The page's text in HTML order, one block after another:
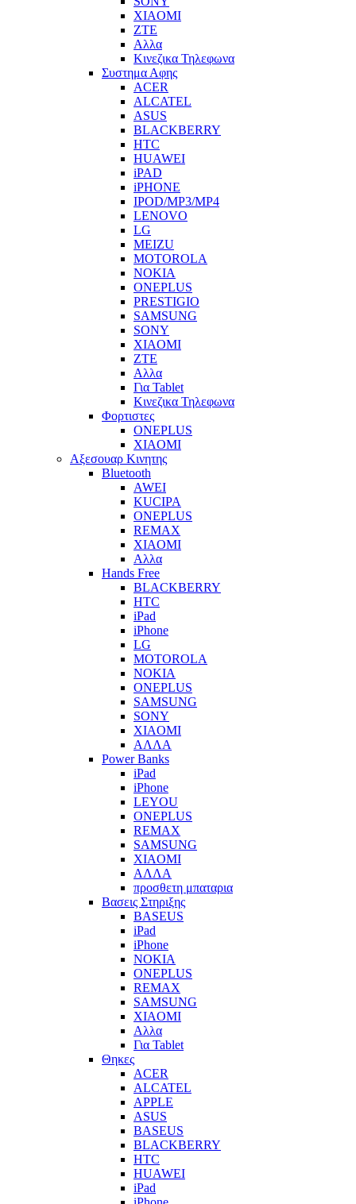
XIAOMI
ZTE
Αλλα
Κινεζικα Τηλεφωνα
Συστημα Αφης
ACER
ALCATEL
ASUS
BLACKBERRY
HTC
HUAWEI
iPAD
iPHONE
IPOD/MP3/MP4
LENOVO
LG
MEIZU
MOTOROLA
NOKIA
ONEPLUS
PRESTIGIO
SAMSUNG
SONY
XIAOMI
ZTE
Αλλα
Για Tablet
Κινεζικα Τηλεφωνα
Φορτιστες
ONEPLUS
XIAOMI
Αξεσουαρ Κινητης
Bluetooth
AWEI
KUCIPA
ONEPLUS
REMAX
XIAOMI
Αλλα
Hands Free
BLACKBERRY
HTC
iPad
iPhone
LG
MOTOROLA
NOKIA
ONEPLUS
SAMSUNG
SONY
XIAOMI
ΑΛΛΑ
Power Banks
iPad
iPhone
LEYOU
ONEPLUS
REMAX
SAMSUNG
XIAOMI
ΑΛΛΑ
προσθετη μπαταρια
Βασεις Στηριξης
BASEUS
iPad
iPhone
NOKIA
ONEPLUS
REMAX
SAMSUNG
XIAOMI
Αλλα
Για Tablet
Θηκες
ACER
ALCATEL
APPLE
ASUS
BASEUS
BLACKBERRY
HTC
HUAWEI
iPad